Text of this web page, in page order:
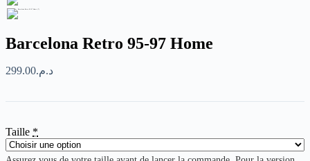
Barcelona Retro 95-97 Home
د.م.299.00
Taille *